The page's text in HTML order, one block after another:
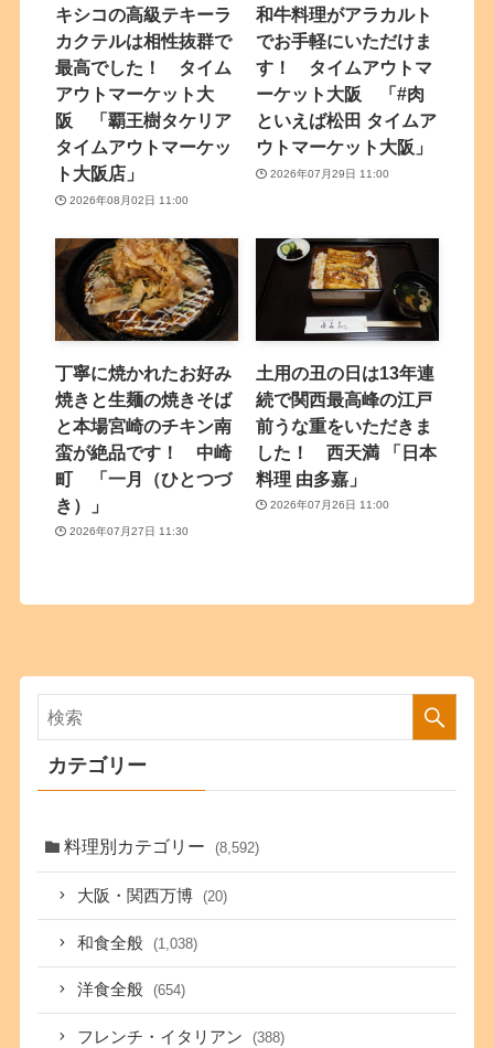
キシコの高級テキーラ
カクテルは相性抜群で
最高でした！ タイム
アウトマーケット大
阪 「覇王樹タケリア
タイムアウトマーケッ
ト大阪店」
2026年08月02日 11:00
和牛料理がアラカルト
でお手軽にいただけま
す！ タイムアウトマ
ーケット大阪 「#肉
といえば松田 タイムア
ウトマーケット大阪」
2026年07月29日 11:00
丁寧に焼かれたお好み
焼きと生麺の焼きそば
と本場宮崎のチキン南
蛮が絶品です！ 中崎
町 「一月（ひとつづ
き）」
2026年07月27日 11:30
土用の丑の日は13年連
続で関西最高峰の江戸
前うな重をいただきま
した！ 西天満 「日本
料理 由多嘉」
2026年07月26日 11:00
カテゴリー
料理別カテゴリー (8,592)
大阪・関西万博 (20)
和食全般 (1,038)
洋食全般 (654)
フレンチ・イタリアン (388)